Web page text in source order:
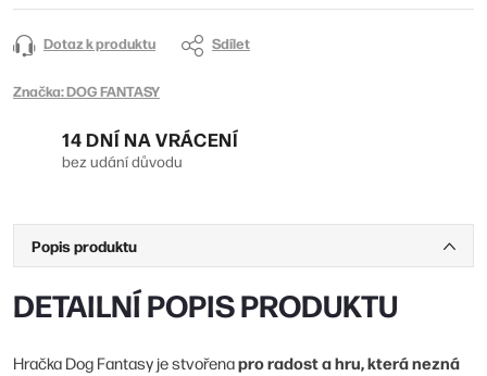
Dotaz k produktu Sdílet
Značka:DOG FANTASY
14 DNÍ NA VRÁCENÍ
bez udání důvodu
Popis produktu
DETAILNÍ POPIS PRODUKTU
Hračka Dog Fantasy je stvořenapro radost a hru, která nezná